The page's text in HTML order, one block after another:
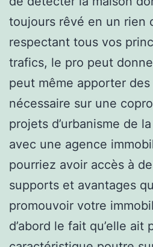
toujours rêvé en un rien
respectant tous vos
trafics, le pro peut
peut même apporter
nécessaire sur une
projets d’urbanisme de
avec une agence
pourriez avoir accès à
supports et avantages
promouvoir votre
d’abord le fait qu’elle ait